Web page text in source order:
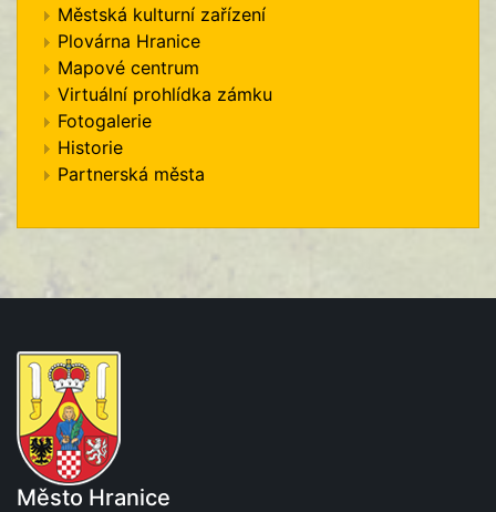
Městská kulturní zařízení
Plovárna Hranice
Mapové centrum
Virtuální prohlídka zámku
Fotogalerie
Historie
Partnerská města
Město Hranice